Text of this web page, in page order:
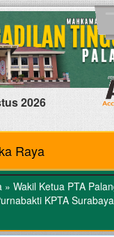
2026
Raya
» Wakil Ketua PTA
KPTA